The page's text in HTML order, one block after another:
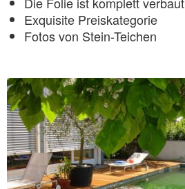
Exquisite Preiskategorie
Fotos von Stein-Teichen